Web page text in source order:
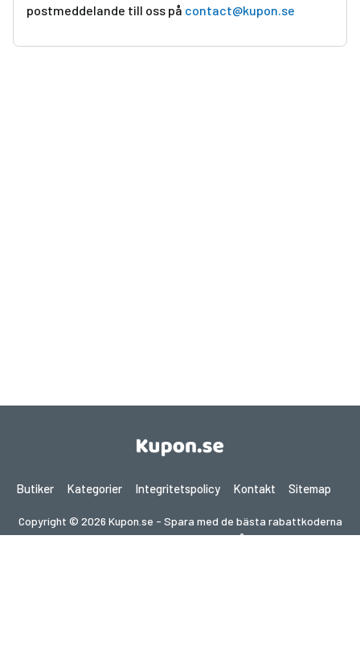
postmeddelande till oss på contact@kupon.se
Butiker Kategorier Integritetspolicy Kontakt Sitemap
Copyright © 2026 Kupon.se - Spara med de bästa rabattkoderna
2026. Alla rättigheter förbehållna.